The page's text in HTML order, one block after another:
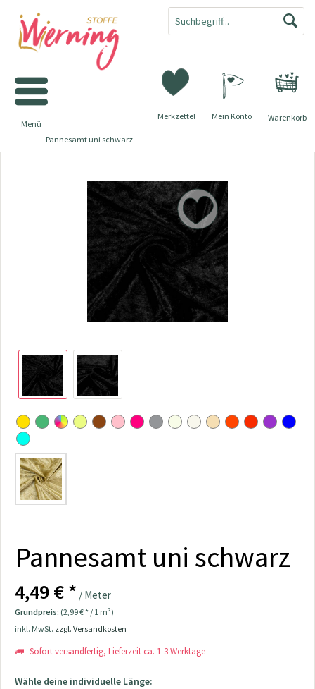
Warenkorb
Merkzettel Mein Konto
Menü
Pannesamt uni schwarz
Pannesamt uni schwarz
4,49 € * / Meter
Grundpreis: (2,99 € * / 1 m²)
inkl. MwSt. zzgl. Versandkosten
Sofort versandfertig, Lieferzeit ca. 1-3 Werktage
Wähle deine individuelle Länge: